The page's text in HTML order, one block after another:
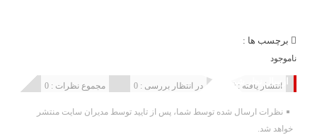
برچسب ها :
ناموجود
ارسال نظر شما مجموع نظرات : 0 در انتظار بررسی : 0 انتشار یافته : 0
نظرات ارسال شده توسط شما، پس از تایید توسط مدیران سایت منتشر
خواهد شد.